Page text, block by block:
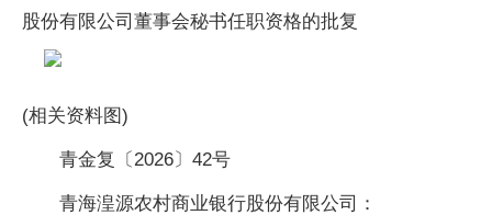
股份有限公司董事会秘书任职资格的批复
(相关资料图)
青金复〔2026〕42号
青海湟源农村商业银行股份有限公司：